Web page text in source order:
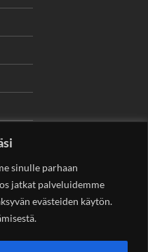
sinulle parhaan
jatkat palveluidemme
evästeiden käytön.
OySotungintie 449,